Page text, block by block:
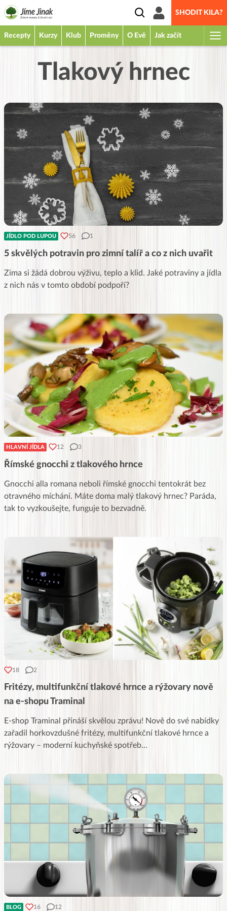
SHODIT KILA?
Recepty Kurzy Klub Proměny O Evě Jak začít
Tlakový hrnec
JÍDLO POD LUPOU 56 1
5 skvělých potravin pro zimní talíř a co z nich uvařit
Zima si žádá dobrou výživu, teplo a klid. Jaké potraviny a jídla
z nich nás v tomto období podpoří?
HLAVNÍ JÍDLA 12 3
Římské gnocchi z tlakového hrnce
Gnocchi alla romana neboli římské gnocchi tentokrát bez
otravného míchání. Máte doma malý tlakový hrnec? Paráda,
tak to vyzkoušejte, funguje to bezvadně.
18 2
Fritézy, multifunkční tlakové hrnce a rýžovary nově
na e-shopu Traminal
E-shop Traminal přináší skvělou zprávu! Nově do své nabídky
zařadil horkovzdušné fritézy, multifunkční tlakové hrnce a
rýžovary – moderní kuchyňské spotřeb...
BLOG 16 12